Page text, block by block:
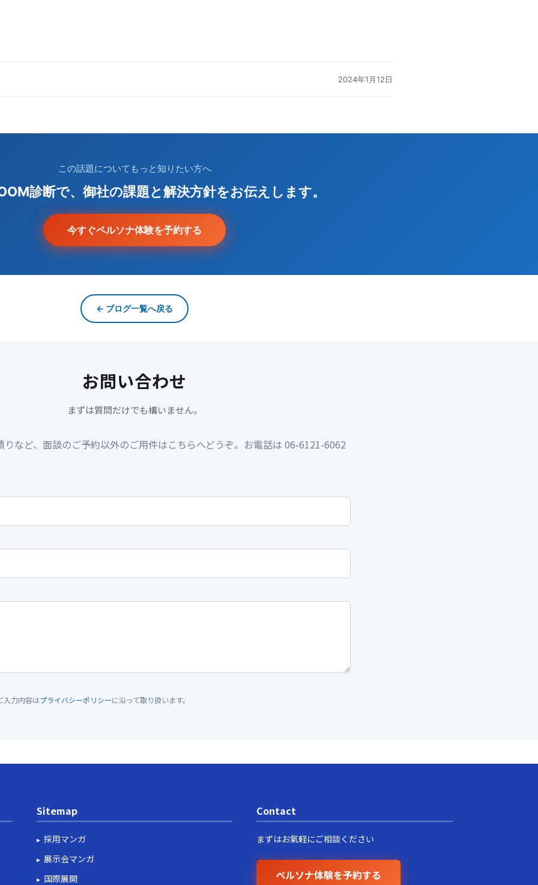
2024年1月12日
この話題についてもっと知りたい方へ
診断で、御社の課題と解決方針をお伝えします。
今すぐペルソナ体験を予約する
← ブログ一覧へ戻る
お問い合わせ
まずは質問だけでも構いません。
りなど、面談のご予約以外のご用件はこちらへどうぞ。お電話は 06-6121-6062
入力内容はプライバシーポリシーに沿って取り扱います。
Sitemap
採用マンガ
展示会マンガ
国際展開
Contact
まずはお氣軽にご相談ください
ペルソナ体験を予約する